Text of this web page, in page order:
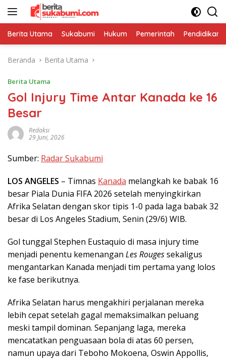
Langsung
Berita Utama Sukabumi Hukum Pemerintah Pendidikan
Beranda Berita Utama
Berita Utama
Gol Injury Time Antar Kanada ke 16
Besar
Redaksi
29 Juni, 2026
Sumber: Radar Sukabumi
LOS ANGELES – Timnas Kanada melangkah ke babak 16
besar Piala Dunia FIFA 2026 setelah menyingkirkan
Afrika Selatan dengan skor tipis 1-0 pada laga babak 32
besar di Los Angeles Stadium, Senin (29/6) WIB.
Gol tunggal Stephen Eustaquio di masa injury time
menjadi penentu kemenangan Les Rougessekaligus
mengantarkan Kanada menjadi tim pertama yang lolos
ke fase berikutnya.
Afrika Selatan harus mengakhiri perjalanan mereka
lebih cepat setelah gagal memaksimalkan peluang
meski tampil dominan. Sepanjang laga, mereka
mencatatkan penguasaan bola di atas 60 persen,
namun upaya dari Teboho Mokoena, Oswin Appollis,